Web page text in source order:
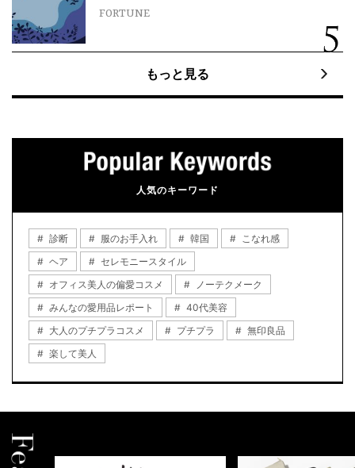
FORTUNE
もっと見る
人気のキーワード
診断 服のお手入れ 韓国
こなれ感
ヘア
セレモニースタイル
オフィス美人の偏愛コスメ
ノーテクメーク
みんなの愛用品レポート
40代美容
大人のプチプラコスメ
プチプラ
無印良品
楽して美人